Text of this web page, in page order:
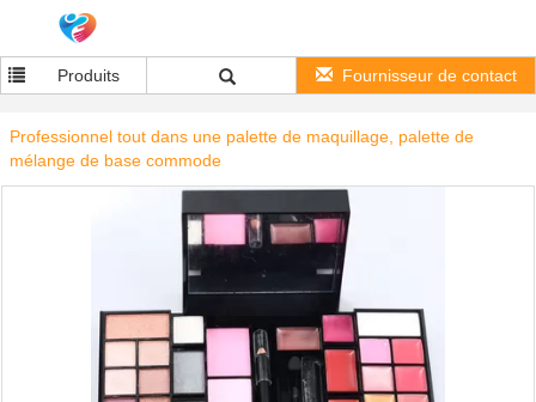
Produits Fournisseur de contact
Professionnel tout dans une palette de maquillage, palette de
mélange de base commode